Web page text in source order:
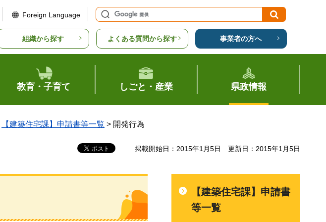
Foreign Language
組織から探す よくある質問から探す 事業者の方へ
教育・子育て しごと・産業 県政情報
【建築住宅課】申請書等一覧 > 開発行為
掲載開始日：2015年1月5日 更新日：2015年1月5日
【建築住宅課】申請書
等一覧